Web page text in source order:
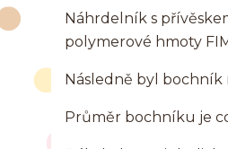
Náhrdelník s
polymerové hmoty
Následně byl bochník
Průměr bochníku je